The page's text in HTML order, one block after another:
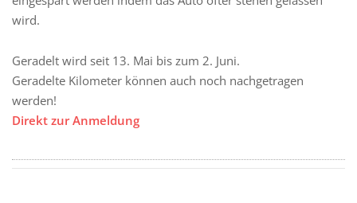
wird.
Geradelt wird seit 13. Mai bis zum 2. Juni.
Geradelte Kilometer können auch noch nachgetragen
werden!
Direkt zur Anmeldung